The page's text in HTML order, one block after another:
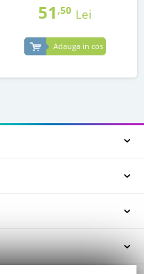
51 ,50 Lei
Adauga in cos